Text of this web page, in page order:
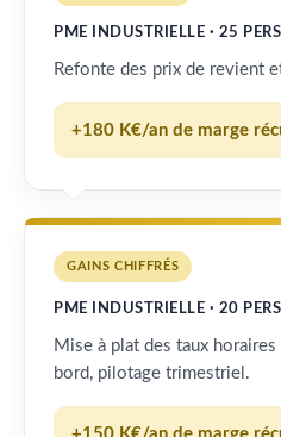
PME INDUSTRIELLE · 25
Refonte des prix de revient
+180 K€/an de marge
GAINS CHIFFRÉS
PME INDUSTRIELLE · 20
Mise à plat des taux
bord, pilotage trimestriel.